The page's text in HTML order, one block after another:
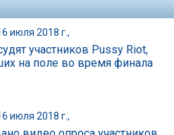
июля 2018 г.,
участников Pussy Riot,
на поле во время финала
июля 2018 г.,